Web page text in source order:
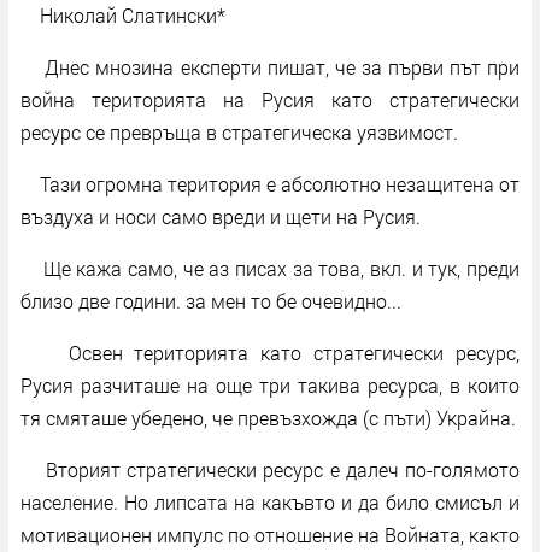
Николай Слатински*
Днес мнозина експерти пишат, че за първи път при
война територията на Русия като стратегически
ресурс се превръща в стратегическа уязвимост.
Тази огромна територия е абсолютно незащитена от
въздуха и носи само вреди и щети на Русия.
Ще кажа само, че аз писах за това, вкл. и тук, преди
близо две години. за мен то бе очевидно...
Освен територията като стратегически ресурс,
Русия разчиташе на още три такива ресурса, в които
тя смяташе убедено, че превъзхожда (с пъти) Украйна.
Вторият стратегически ресурс е далеч по-голямото
население. Но липсата на какъвто и да било смисъл и
мотивационен импулс по отношение на Войната, както